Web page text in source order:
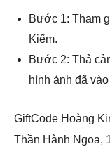
Bước 1: Tham
Kiếm.
Bước 2: Thả
hình ảnh đã
GiftCode Hoàng
Thần Hành Ngoa,